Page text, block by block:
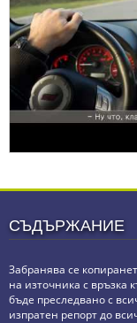
СЪДЪРЖАНИЕ
Забранява се
на източника с връзка
бъде преследвано с
изпратен репорт до